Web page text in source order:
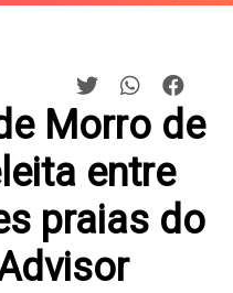
Morro de
entre
praias do